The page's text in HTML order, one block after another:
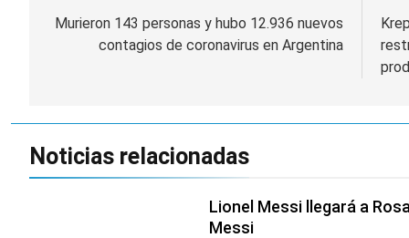
de
Murieron 143 personas y hubo 12.936 nuevos
contagios de coronavirus en Argentina
Noticias relacionadas
Lionel Messi llegará a
Messi